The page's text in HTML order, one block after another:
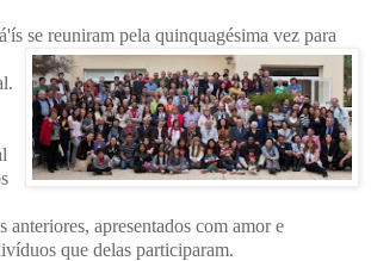
se reuniram pela quinquagésima vez para
anteriores, apresentados com amor e
que delas participaram.